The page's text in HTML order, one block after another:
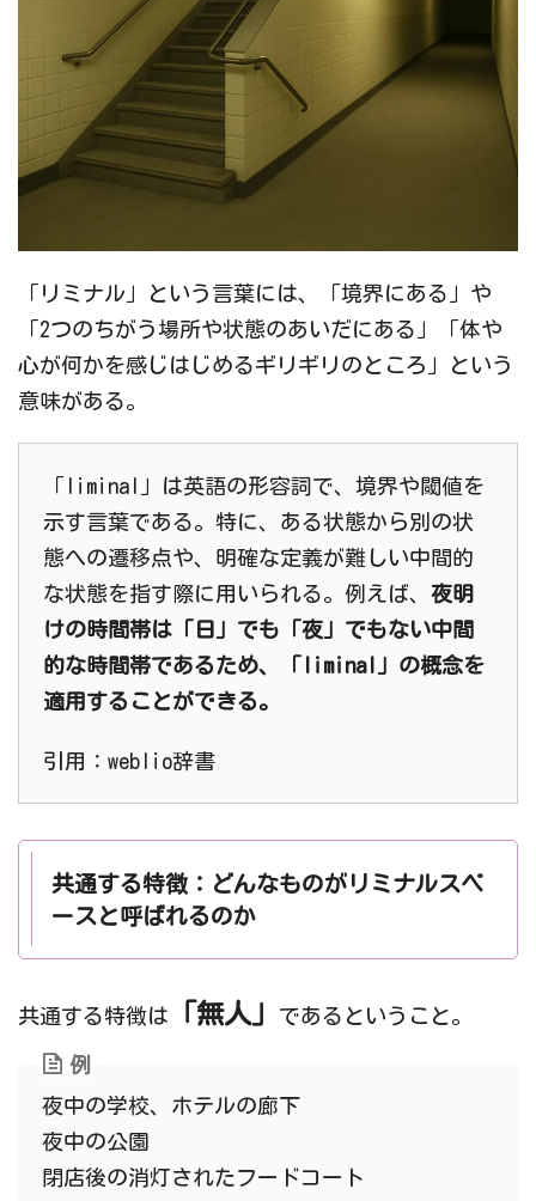
「リミナル」という言葉には、「境界にある」や
「2つのちがう場所や状態のあいだにある」「体や
心が何かを感じはじめるギリギリのところ」という
意味がある。
「liminal」は英語の形容詞で、境界や閾値を
示す言葉である。特に、ある状態から別の状
態への遷移点や、明確な定義が難しい中間的
な状態を指す際に用いられる。例えば、 夜明
けの時間帯は「日」でも「夜」でもない中間
的な時間帯であるため、「liminal」の概念を
適用することができる。
引用：weblio辞書
共通する特徴：どんなものがリミナルスペ
ースと呼ばれるのか
共通する特徴は 「無人」 であるということ。
例
夜中の学校、ホテルの廊下
夜中の公園
閉店後の消灯されたフードコート